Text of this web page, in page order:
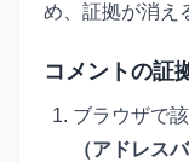
め、証拠が消え
コメントの証
ブラウザで
（アドレス